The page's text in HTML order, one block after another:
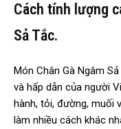
Cách tính lượng
Sả Tắc.
Món Chân Gà Ngâm
và hấp dẫn của người
hành, tỏi, đường, muối
làm nhiều cách khác